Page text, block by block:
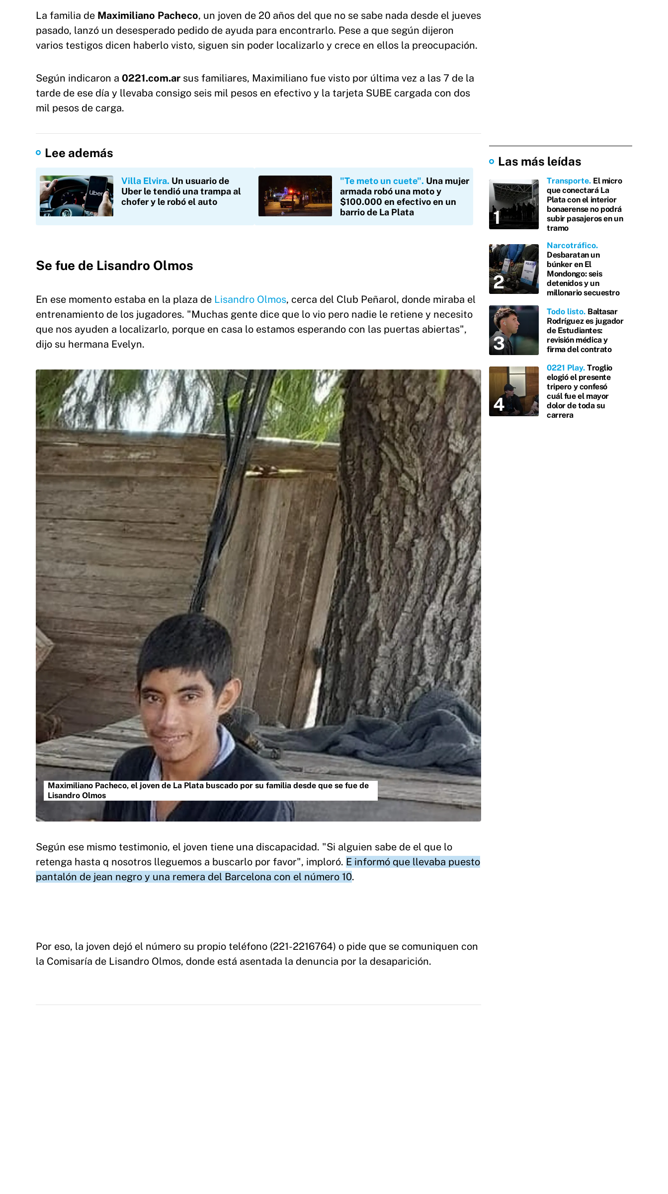
La familia de Maximiliano Pacheco, un joven de 20 años del que no se sabe nada desde el jueves
pasado, lanzó un desesperado pedido de ayuda para encontrarlo. Pese a que según dijeron
varios testigos dicen haberlo visto, siguen sin poder localizarlo y crece en ellos la preocupación.
Según indicaron a 0221.com.ar sus familiares, Maximiliano fue visto por última vez a las 7 de la
tarde de ese día y llevaba consigo seis mil pesos en efectivo y la tarjeta SUBE cargada con dos
mil pesos de carga.
Lee además
Villa Elvira Un usuario de
Uber le tendió una trampa al
chofer y le robó el auto
"Te meto un cuete" Una mujer
armada robó una moto y
$100.000 en efectivo en un
barrio de La Plata
Se fue de Lisandro Olmos
En ese momento estaba en la plaza de Lisandro Olmos, cerca del Club Peñarol, donde miraba el
entrenamiento de los jugadores. "Muchas gente dice que lo vio pero nadie le retiene y necesito
que nos ayuden a localizarlo, porque en casa lo estamos esperando con las puertas abiertas",
dijo su hermana Evelyn.
Maximiliano Pacheco, el joven de La Plata buscado por su familia desde que se fue de
Lisandro Olmos
Según ese mismo testimonio, el joven tiene una discapacidad. "Si alguien sabe de el que lo
retenga hasta q nosotros lleguemos a buscarlo por favor", imploró. E informó que llevaba puesto
pantalón de jean negro y una remera del Barcelona con el número 10.
Por eso, la joven dejó el número su propio teléfono (221-2216764) o pide que se comuniquen con
la Comisaría de Lisandro Olmos, donde está asentada la denuncia por la desaparición.
Las más leídas
Transporte El micro
que conectará La
Plata con el interior
bonaerense no podrá
subir pasajeros en un
tramo
Narcotráfico
Desbaratan un
búnker en El
Mondongo: seis
detenidos y un
millonario secuestro
Todo listo Baltasar
Rodríguez es jugador
de Estudiantes:
revisión médica y
firma del contrato
0221 Play Troglio
elogió el presente
tripero y confesó
cuál fue el mayor
dolor de toda su
carrera